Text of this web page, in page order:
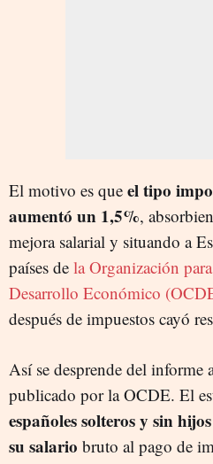
El motivo es que el tipo
aumentó un 1,5%,
mejora salarial y situando a
países de la Organización
Desarrollo Económico
después de impuestos cayó
Así se desprende del informe
publicado por la OCDE. El
españoles solteros y sin
su salario bruto al pago de